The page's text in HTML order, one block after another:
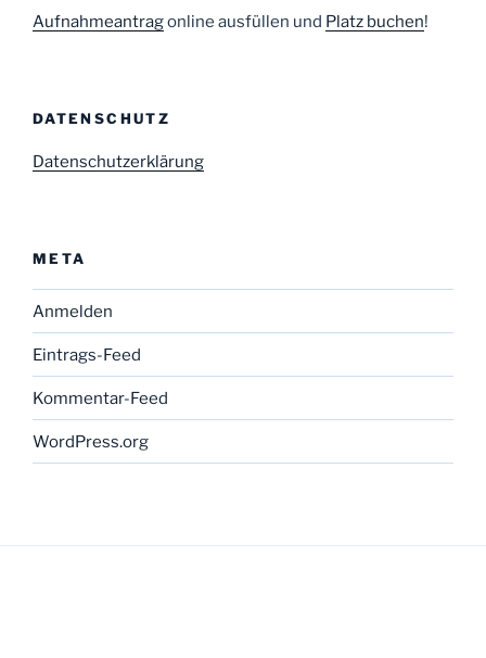
Aufnahmeantragonline ausfüllen und Platz buchen!
DATENSCHUTZ
Datenschutzerklärung
META
Anmelden
Eintrags-Feed
Kommentar-Feed
WordPress.org